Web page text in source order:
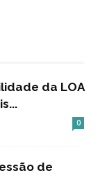
da LOA
0
de